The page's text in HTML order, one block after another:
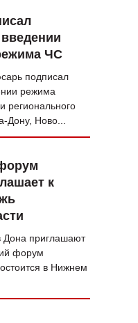
ЧС
подписал
режима
регионального
Дону, Ново...
к
Дона приглашают
форум
в Нижнем